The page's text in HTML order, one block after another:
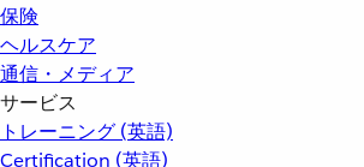
保険
ヘルスケア
通信・メディア
サービス
トレーニング (英語)
Certification (英語)